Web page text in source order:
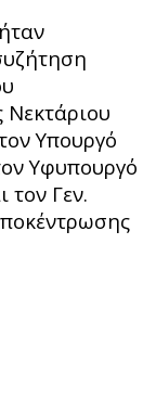
Νεκτάριου
Υπουργό
Υφυπουργό
τον Γεν.